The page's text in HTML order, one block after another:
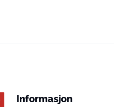
Informasjon